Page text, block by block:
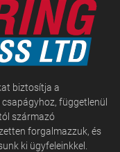
biztosítja a
függetlenül
származó
forgalmazzuk, és
ki ügyfeleinkkel.